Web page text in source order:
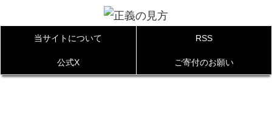
当サイトについて RSS
公式X ご寄付のお願い